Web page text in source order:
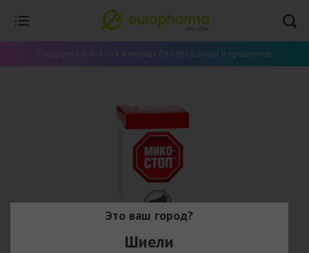
Рассрочка 0-0-4 - на 4 месяца без предоплат и процентов
Это ваш город?
Шиели